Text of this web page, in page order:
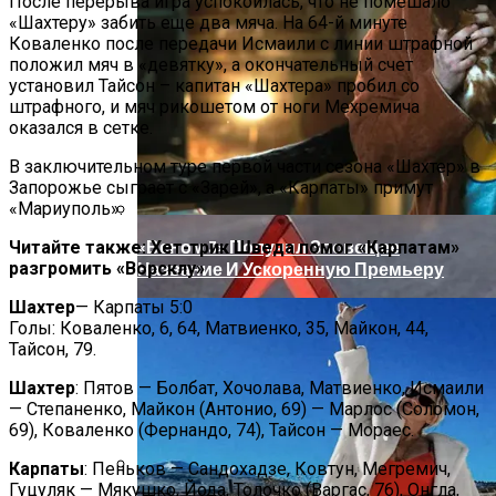
Летнюю Украинку С Признаками
Изнасилования: Мать Отрицает
Насилие
«Веном 3» Получил Зловещее
Название И Ускоренную Премьеру
«Шахтеру» забить еще два мяча. На 64-й минуте
Коваленко после передачи Исмаили с линии штрафной
положил мяч в «девятку», а окончательный счет
установил Тайсон – капитан «Шахтера» пробил со
штрафного, и мяч рикошетом от ноги Мехремича
оказался в сетке.
В заключительном туре первой части сезона «Шахтер» в
Запорожье сыграет с «Зарей», а «Карпаты» примут
«Мариуполь».
Читайте также: Хет-трик Шведа помог «Карпатам»
разгромить «Ворсклу»
Шахтер— Карпаты 5:0
Голы: Коваленко, 6, 64, Матвиенко, 35, Майкон, 44,
Тайсон, 79.
Шахтер: Пятов — Болбат, Хочолава, Матвиенко, Исмаили
— Степаненко, Майкон (Антонио, 69) — Марлос (Соломон,
69), Коваленко (Фернандо, 74), Тайсон — Мораес.
Карпаты: Пеньков — Сандохадзе, Ковтун, Мегремич,
Гуцуляк — Мякушко, Йода, Толочко (Варгас, 76), Онгла,